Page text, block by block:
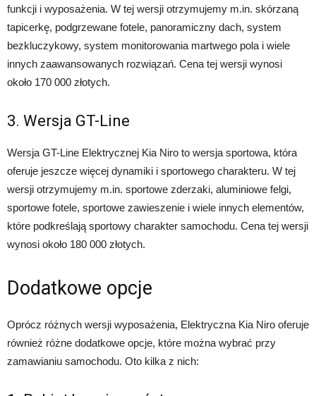
funkcji i wyposażenia. W tej wersji otrzymujemy m.in. skórzaną
tapicerkę, podgrzewane fotele, panoramiczny dach, system
bezkluczykowy, system monitorowania martwego pola i wiele
innych zaawansowanych rozwiązań. Cena tej wersji wynosi
około 170 000 złotych.
3. Wersja GT-Line
Wersja GT-Line Elektrycznej Kia Niro to wersja sportowa, która
oferuje jeszcze więcej dynamiki i sportowego charakteru. W tej
wersji otrzymujemy m.in. sportowe zderzaki, aluminiowe felgi,
sportowe fotele, sportowe zawieszenie i wiele innych elementów,
które podkreślają sportowy charakter samochodu. Cena tej wersji
wynosi około 180 000 złotych.
Dodatkowe opcje
Oprócz różnych wersji wyposażenia, Elektryczna Kia Niro oferuje
również różne dodatkowe opcje, które można wybrać przy
zamawianiu samochodu. Oto kilka z nich: